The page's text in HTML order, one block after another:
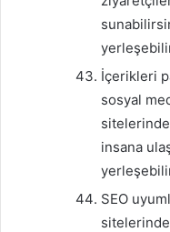
İçerikleri
sosyal
insana
SEO